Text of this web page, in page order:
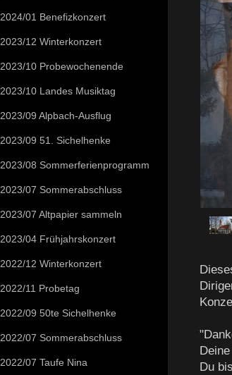
Du
2024/01 Benefizkonzert
2023/12 Winterkonzert
2023/10 Probewochenende
2023/10 Landes Musiktag
2023/09 Alpbach-Ausflug
2023/09 51. Sichelhenke
2023/08 Sommerferienprogramm
2023/07 Sommerabschluss
2023/07 Altpapier sammeln
2023/04 Frühjahrskonzert
2022/12 Winterkonzert
2022/11 Probetag
2022/09 50te Sichelhenke
2022/07 Sommerabschluss
2022/07 Taufe Nina